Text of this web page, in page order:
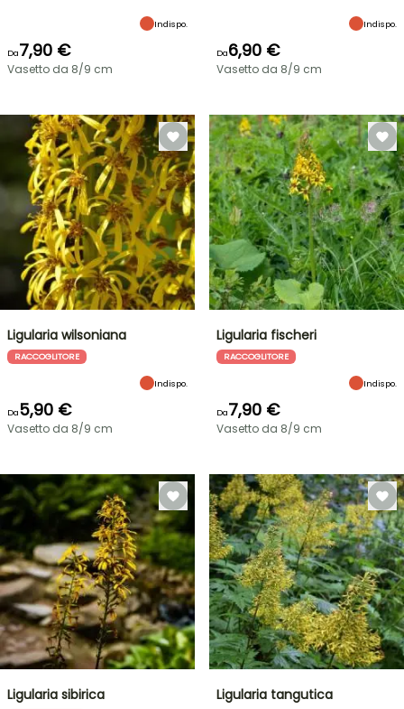
Indispo.
Da7,90 €
Vasetto da 8/9 cm
Indispo.
Da6,90 €
Vasetto da 8/9 cm
Ligularia wilsoniana
RACCOGLITORE
Indispo.
Da5,90 €
Vasetto da 8/9 cm
Ligularia fischeri
RACCOGLITORE
Indispo.
Da7,90 €
Vasetto da 8/9 cm
Ligularia sibirica Ligularia tangutica